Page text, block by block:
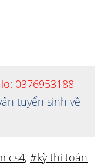
0376953188
tuyển sinh về
cs4, #kỳ thi toán